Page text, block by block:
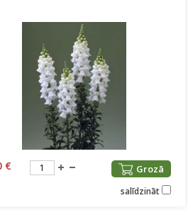
€ Grozā
salīdzināt